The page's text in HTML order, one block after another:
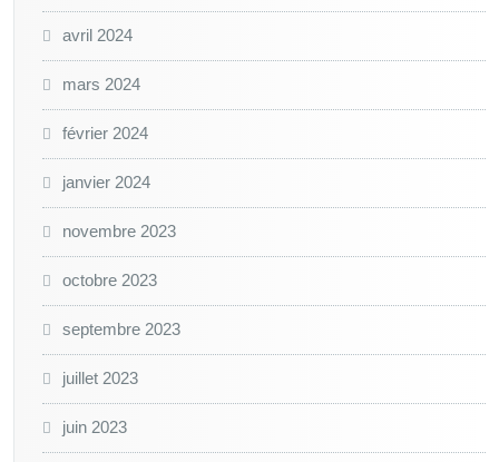
avril 2024
mars 2024
février 2024
janvier 2024
novembre 2023
octobre 2023
septembre 2023
juillet 2023
juin 2023